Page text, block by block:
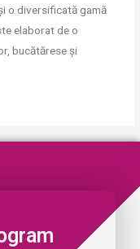
o diversificată gamă
elaborat de o
bucătărese și